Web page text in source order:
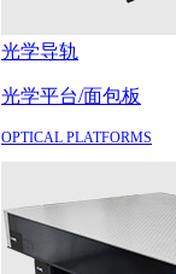
光学导轨
光学平台/面包板
OPTICAL PLATFORMS